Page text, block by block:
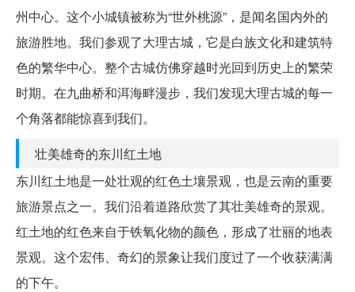
州中心。这个小城镇被称为“世外桃源”，是闻名国内外的
旅游胜地。我们参观了大理古城，它是白族文化和建筑特
色的繁华中心。整个古城仿佛穿越时光回到历史上的繁荣
时期。在九曲桥和洱海畔漫步，我们发现大理古城的每一
个角落都能惊喜到我们。
壮美雄奇的东川红土地
东川红土地是一处壮观的红色土壤景观，也是云南的重要
旅游景点之一。我们沿着道路欣赏了其壮美雄奇的景观。
红土地的红色来自于铁氧化物的颜色，形成了壮丽的地表
景观。这个宏伟、奇幻的景象让我们度过了一个收获满满
的下午。